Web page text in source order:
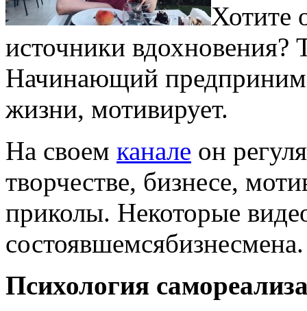
Хотите
источники вдохновения?
Начинающий
жизни, мотивирует.
На своем канале он
творчестве, бизнесе,
приколы. Некоторые
состоявшемсябизнесмена.
Психология